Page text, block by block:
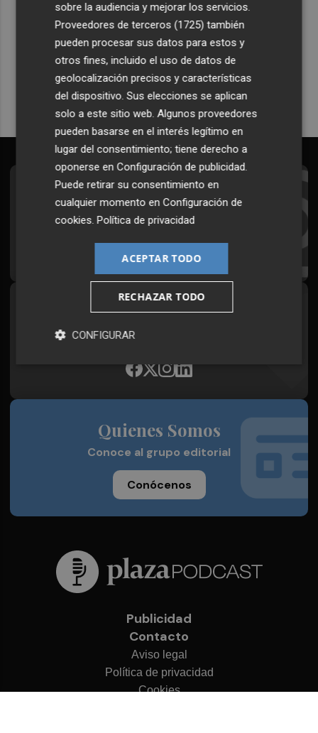
Recibe toda la actualidad de
Plaza Podcast en tu correo
Quiero suscribirme
Suscríbete al Boletín
Todos los días a primera hora en tu email
Síguenos en redes
Plaza Podcast, desde cualquier medio
Quienes Somos
Conoce al grupo editorial
Conócenos
Publicidad
Contacto
Aviso legal
Política de privacidad
Cookies
sobre la audiencia y mejorar los servicios.
Proveedores de terceros (1725) también
pueden procesar sus datos para estos y
otros fines, incluido el uso de datos de
geolocalización precisos y características
del dispositivo. Sus elecciones se aplican
solo a este sitio web. Algunos proveedores
pueden basarse en el interés legítimo en
lugar del consentimiento; tiene derecho a
oponerse enConfiguración de publicidad.
Puede retirar su consentimiento en
cualquier momento enConfiguración de
cookies.Política de privacidad
ACEPTAR TODO
RECHAZAR TODO
CONFIGURAR